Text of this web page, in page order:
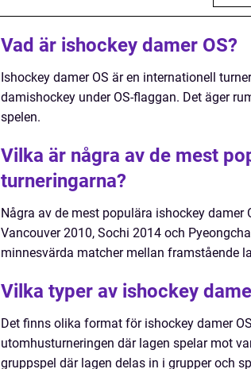
Vad är ishockey damer OS?
Ishockey damer OS är en internationell
damishockey under OS-flaggan. Det äger
spelen.
Vilka är några av de mest
turneringarna?
Några av de mest populära ishockey
Vancouver 2010, Sochi 2014 och
minnesvärda matcher mellan framstående
Vilka typer av ishockey
Det finns olika format för ishockey damer
utomhusturneringen där lagen spelar mot
gruppspel där lagen delas in i grupper och